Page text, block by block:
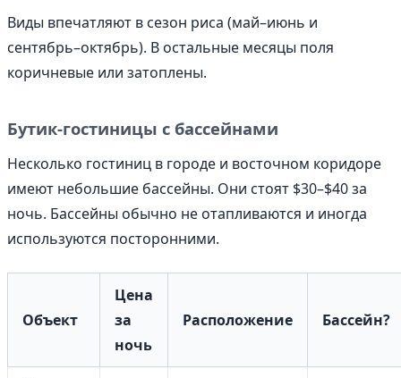
Виды впечатляют в сезон риса (май–июнь и
сентябрь–октябрь). В остальные месяцы поля
коричневые или затоплены.
Бутик-гостиницы с бассейнами
Несколько гостиниц в городе и восточном коридоре
имеют небольшие бассейны. Они стоят $30–$40 за
ночь. Бассейны обычно не отапливаются и иногда
используются посторонними.
Объект
Цена
за
ночь
Расположение Бассейн?